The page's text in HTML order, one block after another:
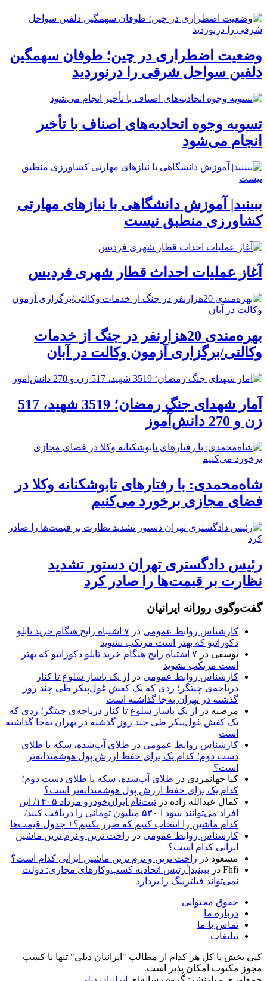
وضعیت اضطراری در چین؛ طوفان سهمگین
دلفین سواحل شرقی را درنوردید
تسویه وجوه اتحادیه‌های اصناف با تأخیر
انجام می‌شود
ببینید| آموزش دانشگاهی با نیازهای مهارتی
کشاورزی منطبق نیست
آغاز عملیات احداث قطار شهری فردیس
بهره‌مندی 20هزارنفر در جنگ از خدمات
وکالتی/برگزاری آزمون وکالت در آبان
آمار شهدای جنگ رمضان؛ 3519 شهید، 517
زن و 270 دانش‌آموز
شاه‌محمدی: با رفتارهای تابوشکنانه وکلا در
فضای مجازی برخورد می‌کنیم
رئیس دادگستری تهران دستور تشدید
نظارت بر قیمت‌ها را صادر کرد
گفت‌وگوی روزانه ایرانیان
کارشناس روابط عمومی در
۷ اشتباه رایج هنگام خرید تابلو
دکوراتیو که بهتر است مرتکب نشوید
یوسفی در
۷ اشتباه رایج هنگام خرید تابلو دکوراتیو که بهتر
است مرتکب نشوید
کارشناس روابط عمومی در
از یک پاساژ شلوغ تا کنار
دریاچه‌ی چیتگر؛ ردی که یک کفش غول‌پیکر طی چند روز
گذشته در تهران به‌جا گذاشته است
مرضیه در
از یک پاساژ شلوغ تا کنار دریاچه‌ی چیتگر؛ ردی که
یک کفش غول‌پیکر طی چند روز گذشته در تهران به‌جا گذاشته
است
کارشناس روابط عمومی در طلای آب‌شده، سکه یا طلای
دست دوم؛ کدام یک برای حفظ ارزش پول هوشمندانه‌تر
است؟
کیا جهانمردی در طلای آب‌شده، سکه یا طلای دست دوم؛
کدام یک برای حفظ ارزش پول هوشمندانه‌تر است؟
کمال عبدالله زاده در
ثبت‌نام ایران‌خودرو مرداد ۱۴۰۵/ این
افراد می‌توانند سود ا ۵۳۰ میلیون تومانی را دریافت کنند/
کدام ماشین را انتخاب کنیم که ضرر نکنیم؟+ جدول قیمت‌ها
کارشناس روابط عمومی در راحت ترین و نرم ترین ماشین
ایرانی کدام است؟
مسعود در راحت ترین و نرم ترین ماشین ایرانی کدام است؟
Fhfi در ببینید| ٰرئیس اتحادیه کسب‌وکارهای مجازی: دولت
نمی‌تواند فیلترینگ را بردارد
حقوق محتوایی
درباره ما
تماس با ما
تبلیغات
کپی بخش یا کل هر کدام از مطالب "ایرانیان دیلی" تنها با کسب
مجوز مکتوب امکان پذیر است.